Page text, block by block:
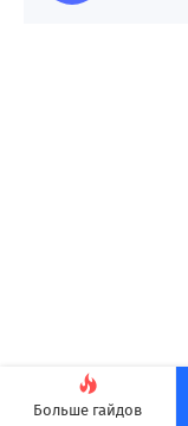
Больше гайдов